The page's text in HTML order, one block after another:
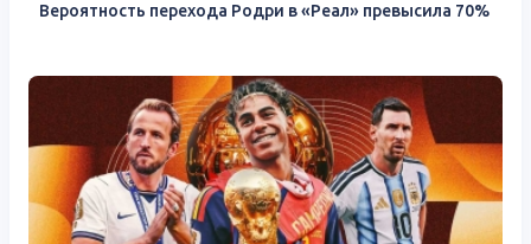
Вероятность перехода Родри в «Реал» превысила 70%